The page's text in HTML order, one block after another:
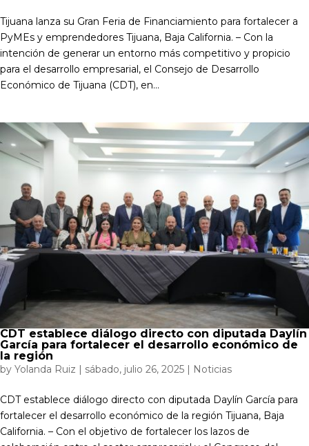
Tijuana lanza su Gran Feria de Financiamiento para fortalecer a
PyMEs y emprendedores Tijuana, Baja California. – Con la
intención de generar un entorno más competitivo y propicio
para el desarrollo empresarial, el Consejo de Desarrollo
Económico de Tijuana (CDT), en...
CDT establece diálogo directo con diputada Daylín
García para fortalecer el desarrollo económico de
la región
by Yolanda Ruiz sábado, julio 26, 2025 Noticias
CDT establece diálogo directo con diputada Daylín García para
fortalecer el desarrollo económico de la región Tijuana, Baja
California. – Con el objetivo de fortalecer los lazos de